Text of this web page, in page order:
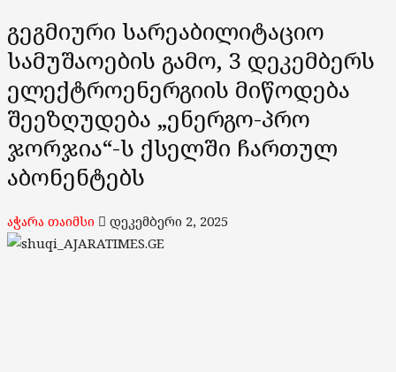
გეგმიური სარეაბილიტაციო
სამუშაოების გამო, 3 დეკემბერს
ელექტროენერგიის მიწოდება
შეეზღუდება „ენერგო-პრო
ჯორჯია“-ს ქსელში ჩართულ
აბონენტებს
აჭარა თაიმსი დეკემბერი 2, 2025